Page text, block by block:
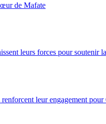
de Mafate
leurs forces pour soutenir
leur engagement